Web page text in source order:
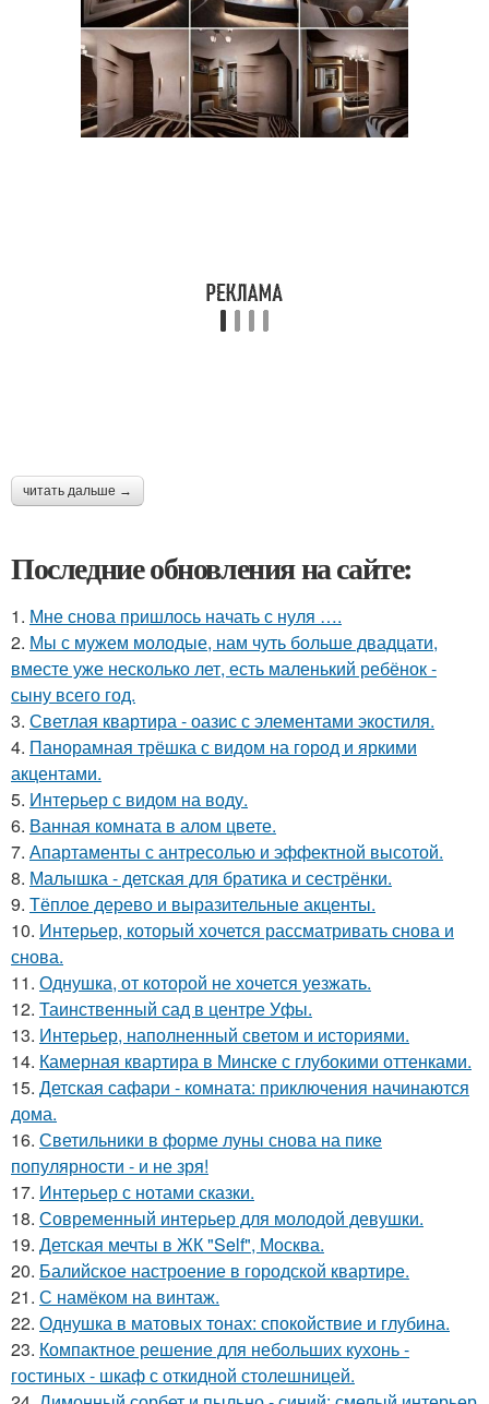
читать дальше →
Последние обновления на сайте:
1. Мне снова пришлось начать с нуля ….
2. Мы с мужем молодые, нам чуть больше двадцати,
вместе уже несколько лет, есть маленький ребёнок -
сыну всего год.
3. Светлая квартира - оазис с элементами экостиля.
4. Панорамная трёшка с видом на город и яркими
акцентами.
5. Интерьер с видом на воду.
6. Ванная комната в алом цвете.
7. Апартаменты с антресолью и эффектной высотой.
8. Малышка - детская для братика и сестрёнки.
9. Тёплое дерево и выразительные акценты.
10. Интерьер, который хочется рассматривать снова и
снова.
11. Однушка, от которой не хочется уезжать.
12. Таинственный сад в центре Уфы.
13. Интерьер, наполненный светом и историями.
14. Камерная квартира в Минске с глубокими оттенками.
15. Детская сафари - комната: приключения начинаются
дома.
16. Светильники в форме луны снова на пике
популярности - и не зря!
17. Интерьер с нотами сказки.
18. Современный интерьер для молодой девушки.
19. Детская мечты в ЖК "Self", Москва.
20. Балийское настроение в городской квартире.
21. С намёком на винтаж.
22. Однушка в матовых тонах: спокойствие и глубина.
23. Компактное решение для небольших кухонь -
гостиных - шкаф с откидной столешницей.